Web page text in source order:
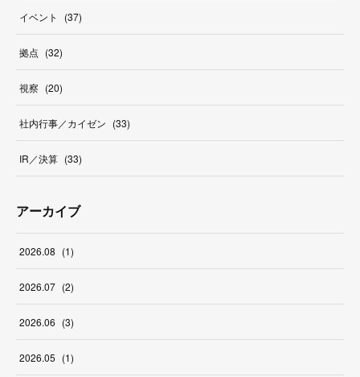
イベント (37)
拠点 (32)
視察 (20)
社内行事／カイゼン (33)
IR／決算 (33)
アーカイブ
2026.08 (1)
2026.07 (2)
2026.06 (3)
2026.05 (1)